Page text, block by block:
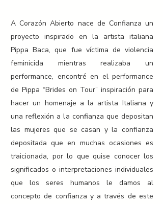
A Corazón Abierto nace de Confianza un
proyecto inspirado en la artista italiana
Pippa Baca, que fue víctima de violencia
feminicida mientras realizaba un
performance, encontré en el performance
de Pippa “Brides on Tour” inspiración para
hacer un homenaje a la artista Italiana y
una reflexión a la confianza que depositan
las mujeres que se casan y la confianza
depositada que en muchas ocasiones es
traicionada, por lo que quise conocer los
significados o interpretaciones individuales
que los seres humanos le damos al
concepto de confianza y a través de este